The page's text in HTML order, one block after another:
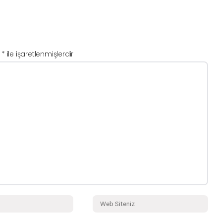
* ile işaretlenmişlerdir